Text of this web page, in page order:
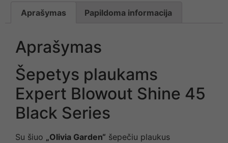
Aprašymas Papildoma informacija
Aprašymas
Šepetys plaukams
Expert Blowout Shine 45
Black Series
Su šiuo „Olivia Garden“ šepečiu plaukus